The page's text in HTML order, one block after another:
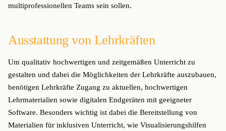
multiprofessionellen Teams sein sollen.
Ausstattung von Lehrkräften
Um qualitativ hochwertigen und zeitgemäßen Unterricht zu
gestalten und dabei die Möglichkeiten der Lehrkräfte auszubauen,
benötigen Lehrkräfte Zugang zu aktuellen, hochwertigen
Lehrmaterialien sowie digitalen Endgeräten mit geeigneter
Software. Besonders wichtig ist dabei die Bereitstellung von
Materialien für inklusiven Unterricht, wie Visualisierungshilfen